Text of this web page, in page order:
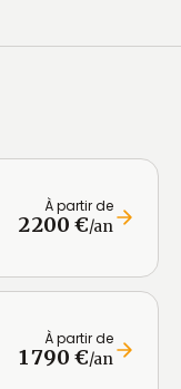
À partir de
2 200 €/an
À partir de
1 790 €/an